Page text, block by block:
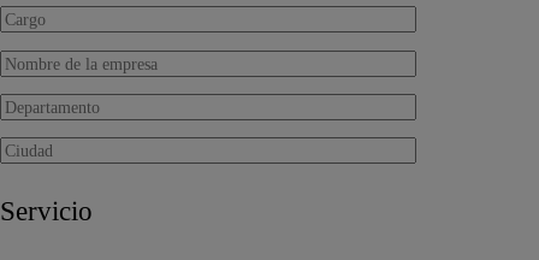
Servicio